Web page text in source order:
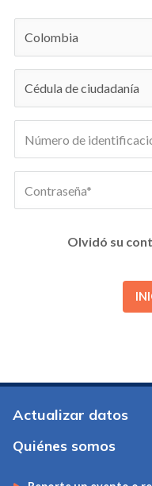
Olvidó su
Actualizar datos
Quiénes somos